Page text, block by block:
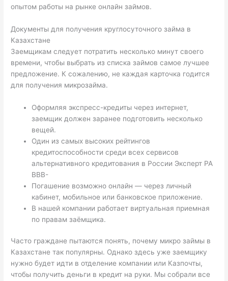
опытом работы на рынке онлайн займов.
Документы для получения круглосуточного займа в
Казахстане
Заемщикам следует потратить несколько минут своего
времени, чтобы выбрать из списка займов самое лучшее
предложение. К сожалению, не каждая карточка годится
для получения микрозайма.
Оформляя экспресс-кредиты через интернет,
заемщик должен заранее подготовить несколько
вещей.
Один из самых высоких рейтингов
кредитоспособности среди всех сервисов
альтернативного кредитования в России Эксперт РА
BBB-
Погашение возможно онлайн — через личный
кабинет, мобильное или банковское приложение.
В нашей компании работает виртуальная приемная
по правам заёмщика.
Часто граждане пытаются понять, почему микро займы в
Казахстане так популярны. Однако здесь уже заемщику
нужно будет идти в отделение компании или Казпочты,
чтобы получить деньги в кредит на руки. Мы собрали все